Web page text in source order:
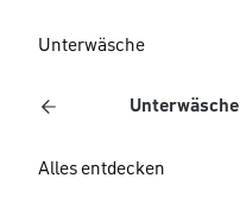
Unterwäsche
Unterwäsche
Alles entdecken